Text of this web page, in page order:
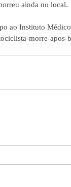
ainda no local.
ao Instituto
morre-apos-